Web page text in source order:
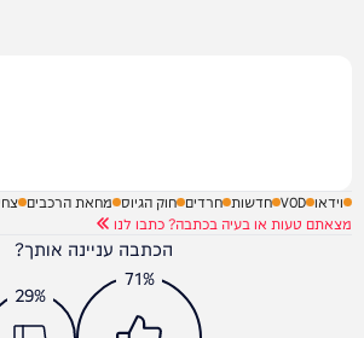
וידאו VOD חדשות חרדים חוק הגיוס מחאת הרכבים
מצאתם טעות או בעיה בכתבה? כתבו לנו
הכתבה עניינה אותך?
71%
29%